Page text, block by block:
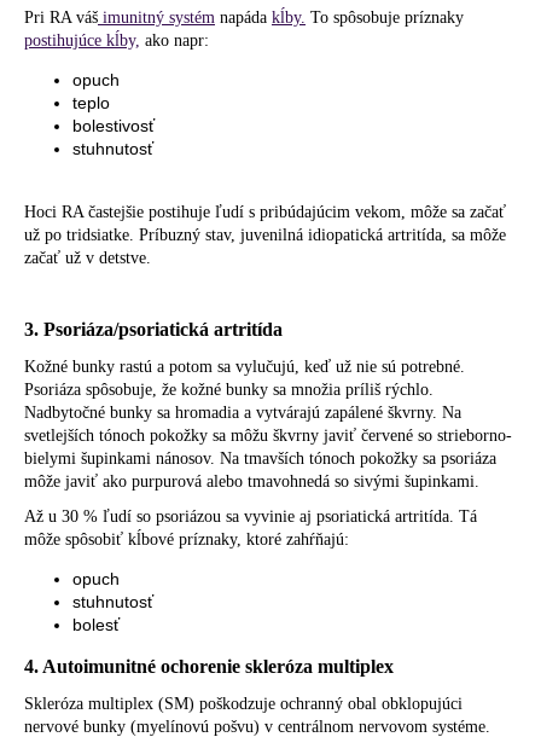
Pri RA váš imunitný systém napáda kĺby. To spôsobuje príznaky
postihujúce kĺby, ako napr:
opuch
teplo
bolestivosť
stuhnutosť
Hoci RA častejšie postihuje ľudí s pribúdajúcim vekom, môže sa začať
už po tridsiatke. Príbuzný stav, juvenilná idiopatická artritída, sa môže
začať už v detstve.
3. Psoriáza/psoriatická artritída
Kožné bunky rastú a potom sa vylučujú, keď už nie sú potrebné.
Psoriáza spôsobuje, že kožné bunky sa množia príliš rýchlo.
Nadbytočné bunky sa hromadia a vytvárajú zapálené škvrny. Na
svetlejších tónoch pokožky sa môžu škvrny javiť červené so strieborno-
bielymi šupinkami nánosov. Na tmavších tónoch pokožky sa psoriáza
môže javiť ako purpurová alebo tmavohnedá so sivými šupinkami.
Až u 30 % ľudí so psoriázou sa vyvinie aj psoriatická artritída. Tá
môže spôsobiť kĺbové príznaky, ktoré zahŕňajú:
opuch
stuhnutosť
bolesť
4. Autoimunitné ochorenie skleróza multiplex
Skleróza multiplex (SM) poškodzuje ochranný obal obklopujúci
nervové bunky (myelínovú pošvu) v centrálnom nervovom systéme.